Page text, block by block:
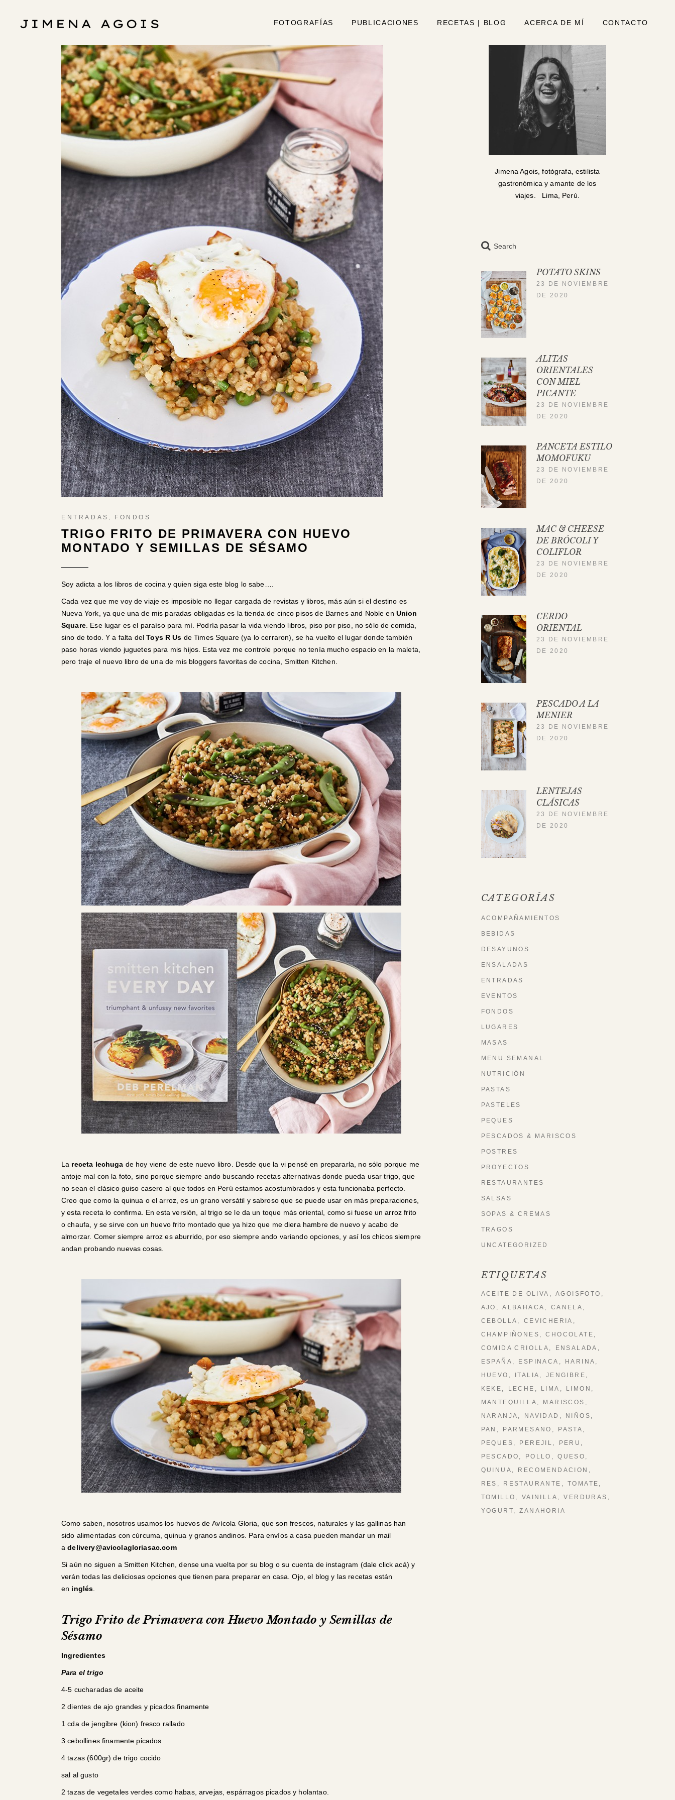
FOTOGRAFÍAS PUBLICACIONES RECETAS | BLOG ACERCA DE MÍ CONTACTO
ENTRADAS , FONDOS
TRIGO FRITO DE PRIMAVERA CON HUEVO
MONTADO Y SEMILLAS DE SÉSAMO
Soy adicta a los libros de cocina y quien siga este blog lo sabe….
Cada vez que me voy de viaje es imposible no llegar cargada de revistas y libros, más aún si el destino es
Nueva York, ya que una de mis paradas obligadas es la tienda de cinco pisos de Barnes and Noble en Union
Square. Ese lugar es el paraíso para mí. Podría pasar la vida viendo libros, piso por piso, no sólo de comida,
sino de todo. Y a falta delToys R Us de Times Square (ya lo cerraron), se ha vuelto el lugar donde también
paso horas viendo juguetes para mis hijos. Esta vez me controle porque no tenía mucho espacio en la maleta,
pero traje el nuevo libro de una de mis bloggers favoritas de cocina, Smitten Kitchen
La receta lechuga de hoy viene de este nuevo libro. Desde que la vi pensé en prepararla, no sólo porque me
antoje mal con la foto, sino porque siempre ando buscando recetas alternativas donde pueda usar trigo, que
no sean el clásico guiso casero al que todos en Perú estamos acostumbrados y esta funcionaba perfecto.
Creo que como la quinua o el arroz, es un grano versátil y sabroso que se puede usar en más preparaciones,
y esta receta lo confirma. En esta versión, al trigo se le da un toque más oriental, como si fuese un arroz frito
o chaufa, y se sirve con un huevo frito montado que ya hizo que me diera hambre de nuevo y acabo de
almorzar. Comer siempre arroz es aburrido, por eso siempre ando variando opciones, y así los chicos siempre
andan probando nuevas cosas.
Como saben, nosotros usamos los huevos deAvícola Gloria, que son frescos, naturales y las gallinas han
sido alimentadas con cúrcuma, quinua y granos andinos. Para envíos a casa pueden mandar un mail
adelivery@avicolagloriasac.com
Si aún no siguen aSmitten Kitchen, dense una vuelta por su blog o su cuenta de instagram (dale clickacá) y
verán todas las deliciosas opciones que tienen para preparar en casa. Ojo, el blog y las recetas están
en inglés.
Trigo Frito de Primavera con Huevo Montado y Semillas de
Sésamo
Ingredientes
Para el trigo
4-5 cucharadas de aceite
2 dientes de ajo grandes y picados finamente
1 cda de jengibre (kion) fresco rallado
3 cebollines finamente picados
4 tazas (600gr) de trigo cocido
sal al gusto
2 tazas de vegetales verdes como habas, arvejas, espárragos picados y holantao.
Jimena Agois, fotógrafa, estilista
gastronómica y amante de los
viajes. Lima, Perú.
Search
POTATO SKINS
23 DE NOVIEMBRE
DE 2020
ALITAS
ORIENTALES
CON MIEL
PICANTE
23 DE NOVIEMBRE
DE 2020
PANCETA ESTILO
MOMOFUKU
23 DE NOVIEMBRE
DE 2020
MAC & CHEESE
DE BRÓCOLI Y
COLIFLOR
23 DE NOVIEMBRE
DE 2020
CERDO
ORIENTAL
23 DE NOVIEMBRE
DE 2020
PESCADO A LA
MENIER
23 DE NOVIEMBRE
DE 2020
LENTEJAS
CLÁSICAS
23 DE NOVIEMBRE
DE 2020
CATEGORÍAS
ACOMPAÑAMIENTOS
BEBIDAS
DESAYUNOS
ENSALADAS
ENTRADAS
EVENTOS
FONDOS
LUGARES
MASAS
MENU SEMANAL
NUTRICIÓN
PASTAS
PASTELES
PEQUES
PESCADOS & MARISCOS
POSTRES
PROYECTOS
RESTAURANTES
SALSAS
SOPAS & CREMAS
TRAGOS
UNCATEGORIZED
ETIQUETAS
ACEITE DE OLIVA
AGOISFOTO
AJO
ALBAHACA
CANELA
CEBOLLA
CEVICHERIA
CHAMPIÑONES
CHOCOLATE
COMIDA CRIOLLA
ENSALADA
ESPAÑA
ESPINACA
HARINA
HUEVO
ITALIA
JENGIBRE
KEKE
LECHE LIMA
LIMON
MANTEQUILLA
MARISCOS
NARANJA
NAVIDAD
NIÑOS
PAN
PARMESANO
PASTA
PEQUES
PEREJIL
PERU
PESCADO
POLLO
QUESO
QUINUA
RECOMENDACION
RES
RESTAURANTE
TOMATE
TOMILLO
VAINILLA
VERDURAS
YOGURT
ZANAHORIA